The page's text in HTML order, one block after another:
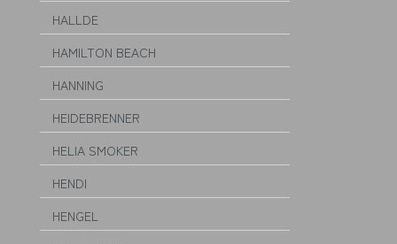
HALLDE
HAMILTON BEACH
HANNING
HEIDEBRENNER
HELIA SMOKER
HENDI
HENGEL